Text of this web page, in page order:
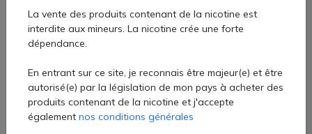
AJOUTER À MON PANIER
Livraison rapide
La vente des produits contenant de la nicotine est
interdite aux mineurs. La nicotine crée une forte
dépendance.
En entrant sur ce site, je reconnais être majeur(e) et être
autorisé(e) par la législation de mon pays à acheter des
produits contenant de la nicotine et j'accepte
également nos conditions générales